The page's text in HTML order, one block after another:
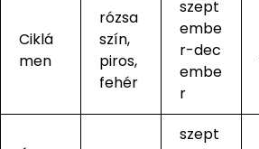
Ciklá
men
rózsa
szín,
piros,
fehér
szept
embe
r-dec
embe
r
szept